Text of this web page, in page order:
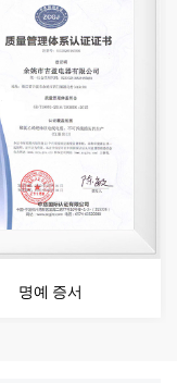
명예 증서